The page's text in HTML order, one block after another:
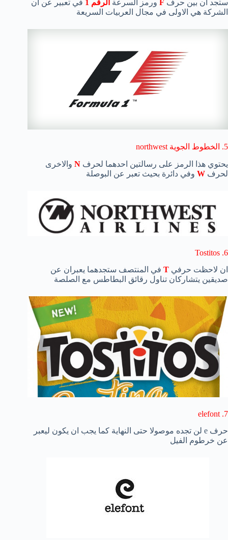
ستجد ان بين حرف F ورمز السرعة الرقم 1
في تعبير عن ان
الشركة هي الاولى في مجال العربيات السريعة
5. الخطوط الجوية northwest
يحتوي هذا الرمز على رسالتين احدهما لحرف N والاخرى
لحرف W وفي دائرة بحيث تعبر عن البوصلة
6. Tostitos
ان لاحظت حرفي T في المنتصف ستجدهما يعبران عن
صديقين يتشاركان تناول رقائق البطاطس مع الصلصة
7. elefont
حرف e لن تجده موصولا حتى النهاية كما يجب ان يكون ليعبر
عن خرطوم الفيل